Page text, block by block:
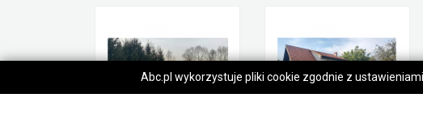
Abc.pl wykorzystuje pliki cookie zgodnie z